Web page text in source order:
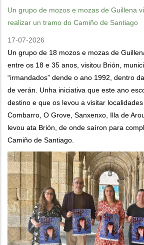
Un grupo de mozos e mozas de Guillena
realizar un tramo do Camiño de Santiago
17-07-2026
Un grupo de 18 mozos e mozas de
entre os 18 e 35 anos, visitou Brión,
“irmandados” dende o ano 1992, dentro
de verán. Unha iniciativa que este ano
destino e que os levou a visitar
Combarro, O Grove, Sanxenxo, Illa de
levou ata Brión, de onde saíron para
Camiño de Santiago.